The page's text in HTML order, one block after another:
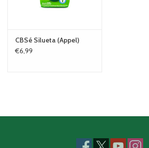
CBSé Silueta (Appel)
€6,99